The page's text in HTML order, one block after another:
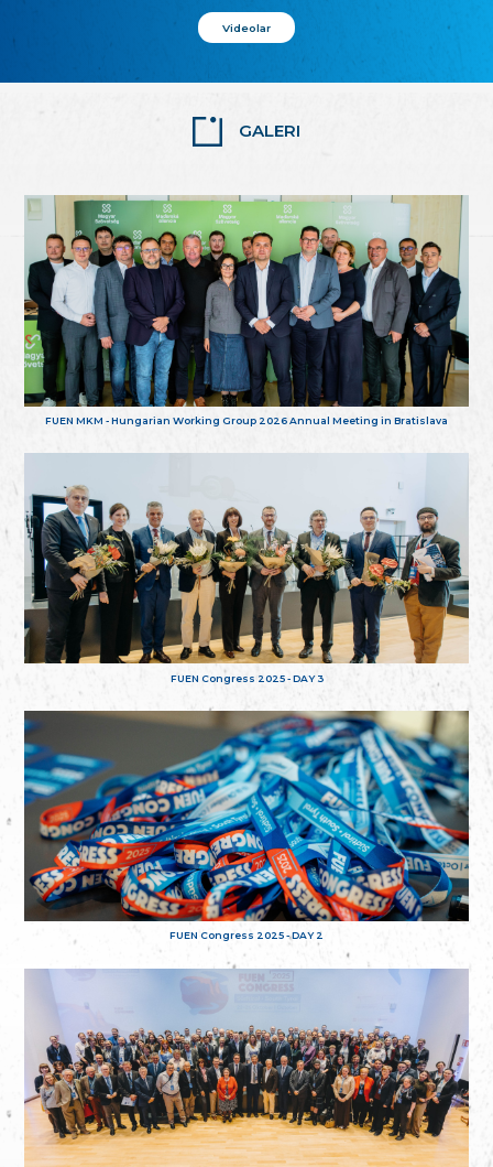
Videolar
GALERI
FUEN MKM - Hungarian Working Group 2026 Annual Meeting in Bratislava
FUEN Congress 2025 - DAY 3
FUEN Congress 2025 - DAY 2